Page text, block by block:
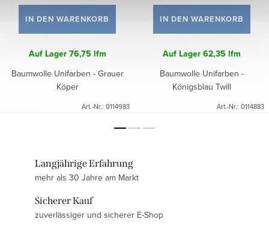
IN DEN WARENKORB
Auf Lager76,75 lfm
Baumwolle Unifarben - Grauer
Köper
Art.-Nr.: 0114983
IN DEN WARENKORB
Auf Lager62,35 lfm
Baumwolle Unifarben -
Königsblau Twill
Art.-Nr.: 0114883
Langjährige Erfahrung
mehr als 30 Jahre am Markt
Sicherer Kauf
zuverlässiger und sicherer E-Shop